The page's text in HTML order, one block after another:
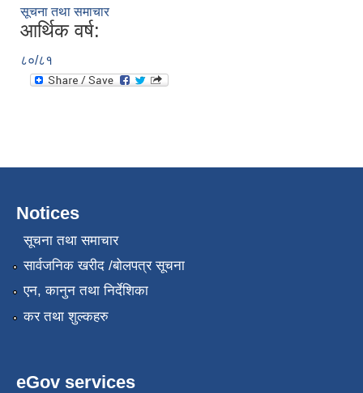
सूचना तथा समाचार
आर्थिक वर्ष:
८०/८१
Notices
सूचना तथा समाचार
सार्वजनिक खरीद /बोलपत्र सूचना
एन, कानुन तथा निर्देशिका
कर तथा शुल्कहरु
eGov services